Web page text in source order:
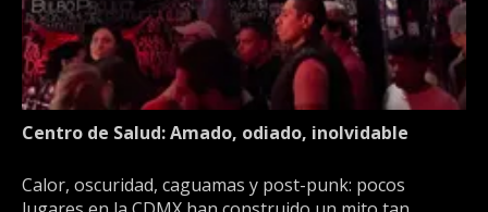
Centro de Salud: Amado, odiado, inolvidable
Calor, oscuridad, caguamas y post-punk: pocos